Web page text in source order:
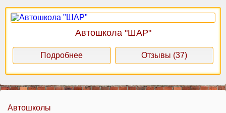
Автошкола "ШАР"
Подробнее Отзывы (37)
Автошколы